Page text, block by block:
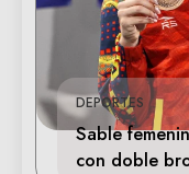
DEPORTES
Sable
con doble